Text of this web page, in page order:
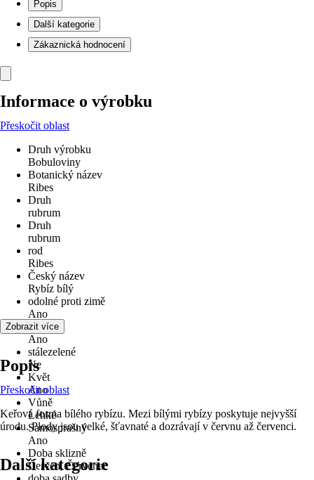
Popis
Další kategorie
Zákaznická hodnocení
Informace o výrobku
Přeskočit oblast
Druh výrobku
Bobuloviny
Botanický název
Ribes
Druh
rubrum
Druh
rubrum
rod
Ribes
Český název
Rybíz bílý
odolné proti zimě
Ano
víceleté
Ano
stálezelené
Ne
Květ
Ano
Vůně
Lehké
Samosprašný
Ano
Doba sklizně
Červen, Červenec
Zobrazit více
Popis
Přeskočit oblast
Keřová forma bílého rybízu. Mezi bílými rybízy poskytuje nejvyšší
úrodu. Plody jsou velké, šťavnaté a dozrávají v červnu až červenci.
Další kategorie